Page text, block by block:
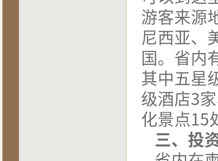
游客来源
尼西亚、
国。省内
其中五星
级酒店3
化景点15
三、投